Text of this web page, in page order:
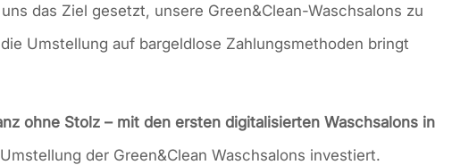
das Ziel gesetzt, unsere Green&Clean-Waschsalons zu
Umstellung auf bargeldlose Zahlungsmethoden bringt
ohne Stolz – mit den ersten digitalisierten Waschsalons in
der Green&Clean Waschsalons investiert.